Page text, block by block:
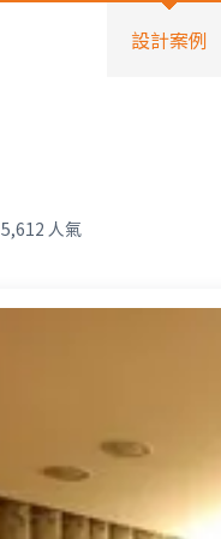
設計案例
5,612 人氣